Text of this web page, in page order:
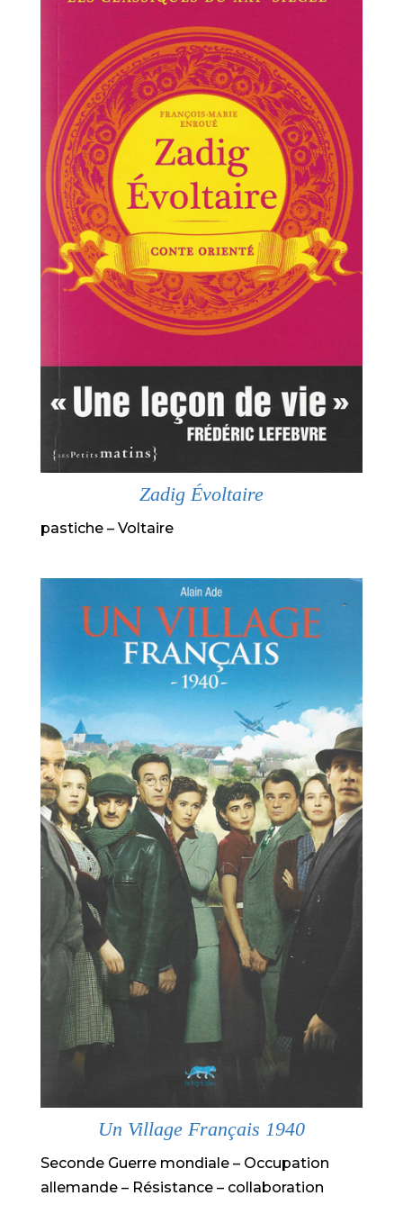
Zadig Évoltaire
pastiche – Voltaire
Un Village Français 1940
Seconde Guerre mondiale – Occupation
allemande – Résistance – collaboration